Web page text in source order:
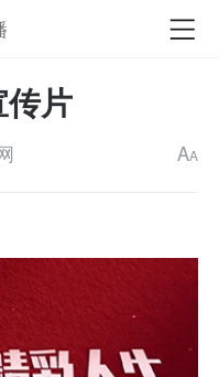
片
AA